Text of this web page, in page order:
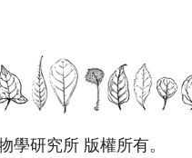
學研究所 版權所有。